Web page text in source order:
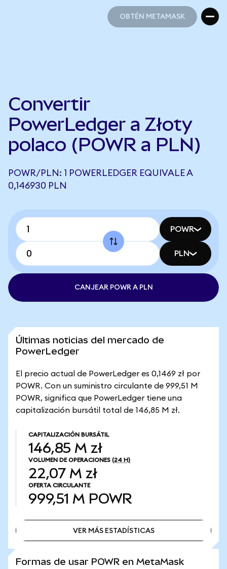
OBTÉN METAMASK
Convertir
PowerLedger a Złoty
polaco (POWR a PLN)
POWR/PLN: 1 POWERLEDGER EQUIVALE A
0,146930 PLN
POWR
PLN
CANJEAR POWR A PLN
Últimas noticias del mercado de
PowerLedger
El precio actual de PowerLedger es 0,1469 zł por
POWR. Con un suministro circulante de 999,51 M
POWR, significa que PowerLedger tiene una
capitalización bursátil total de 146,85 M zł.
CAPITALIZACIÓN BURSÁTIL
146,85 M zł
VOLUMEN DE OPERACIONES (24 H)
22,07 M zł
OFERTA CIRCULANTE
999,51 M POWR
VER MÁS ESTADÍSTICAS
Formas de usar POWR en MetaMask